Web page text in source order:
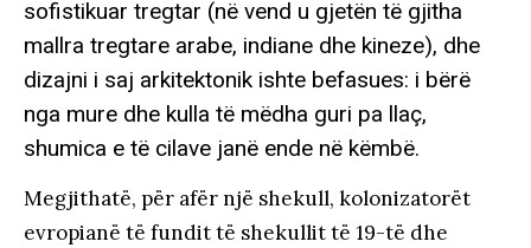
sofistikuar tregtar (në vend u gjetën të gjitha
mallra tregtare arabe, indiane dhe kineze), dhe
dizajni i saj arkitektonik ishte befasues: i bërë
nga mure dhe kulla të mëdha guri pa llaç,
shumica e të cilave janë ende në këmbë.
Megjithatë, për afër një shekull, kolonizatorët
evropianë të fundit të shekullit të 19-të dhe